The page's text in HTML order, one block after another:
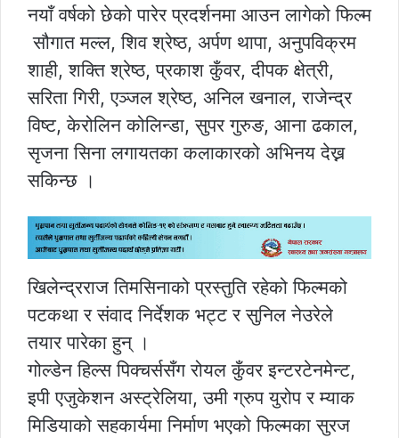
नयाँ वर्षको छेको पारेर प्रदर्शनमा आउन लागेको फिल्म
सौगात मल्ल, शिव श्रेष्ठ, अर्पण थापा, अनुपविक्रम
शाही, शक्ति श्रेष्ठ, प्रकाश कुँवर, दीपक क्षेत्री,
सरिता गिरी, एञ्जल श्रेष्ठ, अनिल खनाल, राजेन्द्र
विष्ट, केरोलिन कोलिन्डा, सुपर गुरुङ, आना ढकाल,
सृजना सिना लगायतका कलाकारको अभिनय देख्न
सकिन्छ ।
खिलेन्द्रराज तिमसिनाको प्रस्तुति रहेको फिल्मको
पटकथा र संवाद निर्देशक भट्ट र सुनिल नेउरेले
तयार पारेका हुन् ।
गोल्डेन हिल्स पिक्चर्ससँग रोयल कुँवर इन्टरटेनमेन्ट,
इपी एजुकेशन अस्ट्रेलिया, उमी ग्रुप युरोप र म्याक
मिडियाको सहकार्यमा निर्माण भएको फिल्मका सुरज